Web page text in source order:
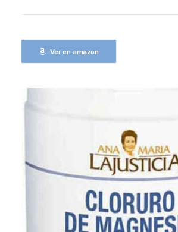
Ver en amazon